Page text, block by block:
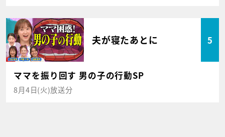
夫が寝たあとに 5
ママを振り回す 男の子の行動SP
8月4日(火)放送分